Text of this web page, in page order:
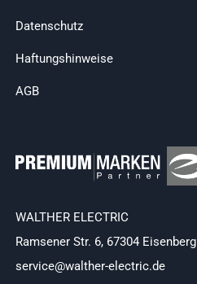
Datenschutz
Haftungshinweise
AGB
WALTHER ELECTRIC
Ramsener Str. 6, 67304 Eisenberg
service@walther-electric.de